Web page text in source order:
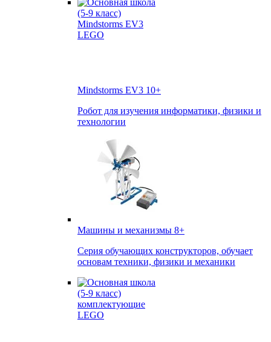
Mindstorms EV3 10+
Робот для изучения информатики, физики и
технологии
Машины и механизмы 8+
Серия обучающих конструкторов, обучает
основам техники, физики и механики